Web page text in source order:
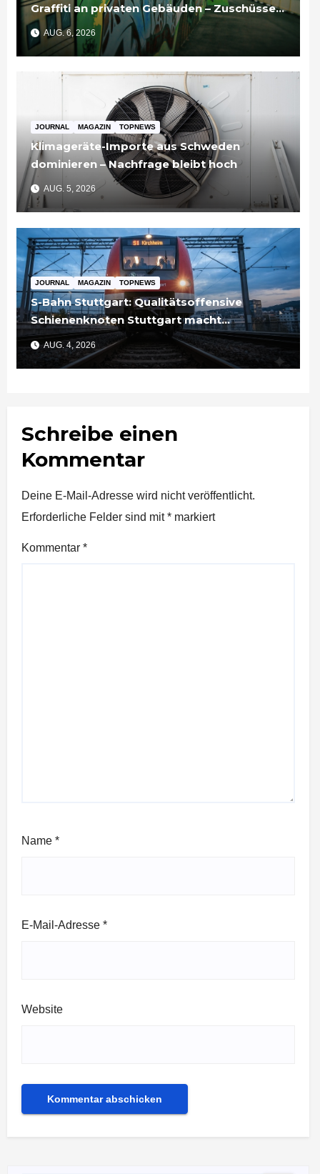
Graffiti an privaten Gebäuden – Zuschüsse
bis 3.500 Euro
AUG. 6, 2026
JOURNAL MAGAZIN TOPNEWS
Klimageräte-Importe aus Schweden
dominieren – Nachfrage bleibt hoch
AUG. 5, 2026
JOURNAL MAGAZIN TOPNEWS
S-Bahn Stuttgart: Qualitätsoffensive
Schienenknoten Stuttgart macht
Fortschritte – Projekte abgeschlossen
AUG. 4, 2026
Schreibe einen
Kommentar
Deine E-Mail-Adresse wird nicht veröffentlicht.
Erforderliche Felder sind mit* markiert
Kommentar *
Name *
E-Mail-Adresse *
Website